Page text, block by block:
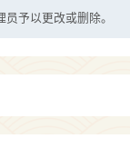
予以更改或删除。